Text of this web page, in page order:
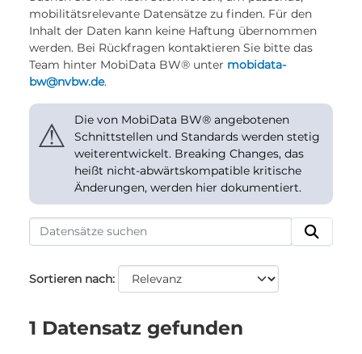
mobilitätsrelevante Datensätze zu finden. Für den
Inhalt der Daten kann keine Haftung übernommen
werden. Bei Rückfragen kontaktieren Sie bitte das
Team hinter MobiData BW® unter mobidata-
bw@nvbw.de.
⚠
Die von MobiData BW® angebotenen
Schnittstellen und Standards werden stetig
weiterentwickelt. Breaking Changes, das
heißt nicht-abwärtskompatible kritische
Änderungen, werden hier dokumentiert.
Sortieren nach
1 Datensatz gefunden